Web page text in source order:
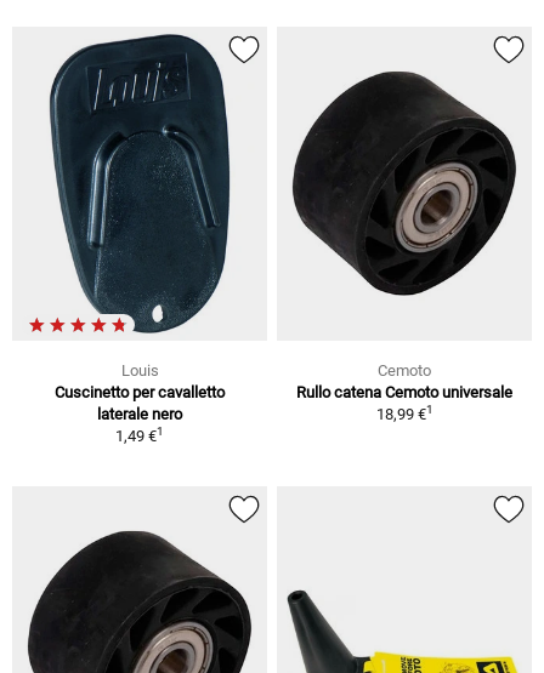
Louis
Cuscinetto per cavalletto
laterale nero
1,49 €1
Cemoto
Rullo catena Cemoto universale
18,99 €1